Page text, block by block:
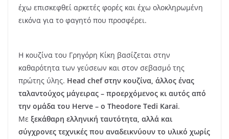
έχω επισκεφθεί αρκετές φορές και έχω ολοκληρωμένη
εικόνα για το φαγητό που προσφέρει.
Η κουζίνα του Γρηγόρη Κίκη βασίζεται στην
καθαρότητα των γεύσεων και στον σεβασμό της
πρώτης ύλης. Head chef στην κουζίνα, άλλος ένας
ταλαντούχος μάγειρας – προερχόμενος κι αυτός από
την ομάδα του Herve – o Theodore Tedi Karai.
Με ξεκάθαρη ελληνική ταυτότητα, αλλά και
σύγχρονες τεχνικές που αναδεικνύουν το υλικό χωρίς